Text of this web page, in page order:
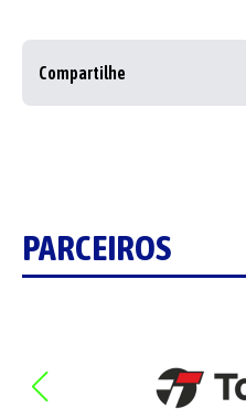
Compartilhe
PARCEIROS